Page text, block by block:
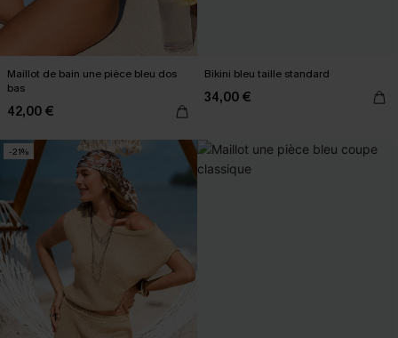
Maillot de bain une pièce bleu dos
bas
42,00 €
Bikini bleu taille standard
34,00 €
-21%